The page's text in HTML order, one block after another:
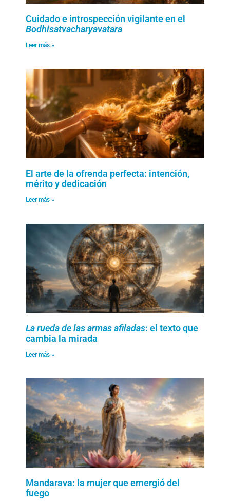
Cuidado e introspección vigilante en el
Bodhisatvacharyavatara
Leer más »
El arte de la ofrenda perfecta: intención,
mérito y dedicación
Leer más »
La rueda de las armas afiladas: el texto que
cambia la mirada
Leer más »
Mandarava: la mujer que emergió del
fuego